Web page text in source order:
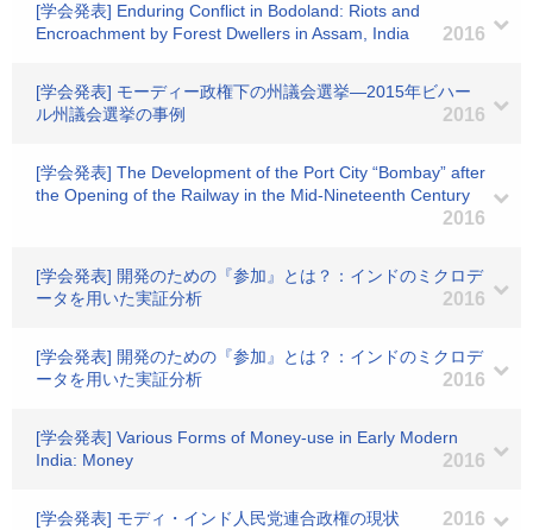
[学会発表] Enduring Conflict in Bodoland: Riots and
Encroachment by Forest Dwellers in Assam, India
2016
[学会発表] モーディー政権下の州議会選挙―2015年ビハー
ル州議会選挙の事例
2016
[学会発表] The Development of the Port City “Bombay” after
the Opening of the Railway in the Mid-Nineteenth Century
2016
[学会発表] 開発のための『参加』とは？：インドのミクロデ
ータを用いた実証分析
2016
[学会発表] 開発のための『参加』とは？：インドのミクロデ
ータを用いた実証分析
2016
[学会発表] Various Forms of Money-use in Early Modern
India: Money
2016
[学会発表] モディ・インド人民党連合政権の現状 2016